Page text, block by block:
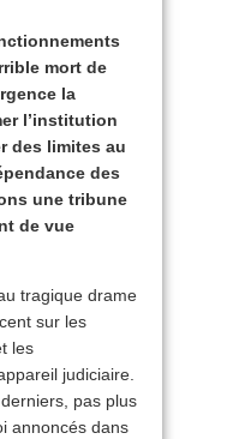
mort de
la
l’institution
des limites au
des
une tribune
de vue
tragique drame
sur les
les
judiciaire.
pas plus
annoncés dans